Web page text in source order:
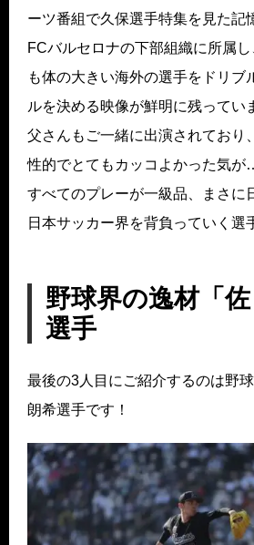
ーツ番組で久保選手特集を見た記
FCバルセロナの下部組織に所属
も体の大きい海外の選手をドリブ
ルを決める映像が鮮明に残ってい
父さんもご一緒に出演されており
性的でとてもカッコよかった気
すべてのプレーが一級品、まさに
日本サッカー界を背負っていく選
野球界の逸材「佐
選手
最後の3人目にご紹介するのは野
朗希選手です！